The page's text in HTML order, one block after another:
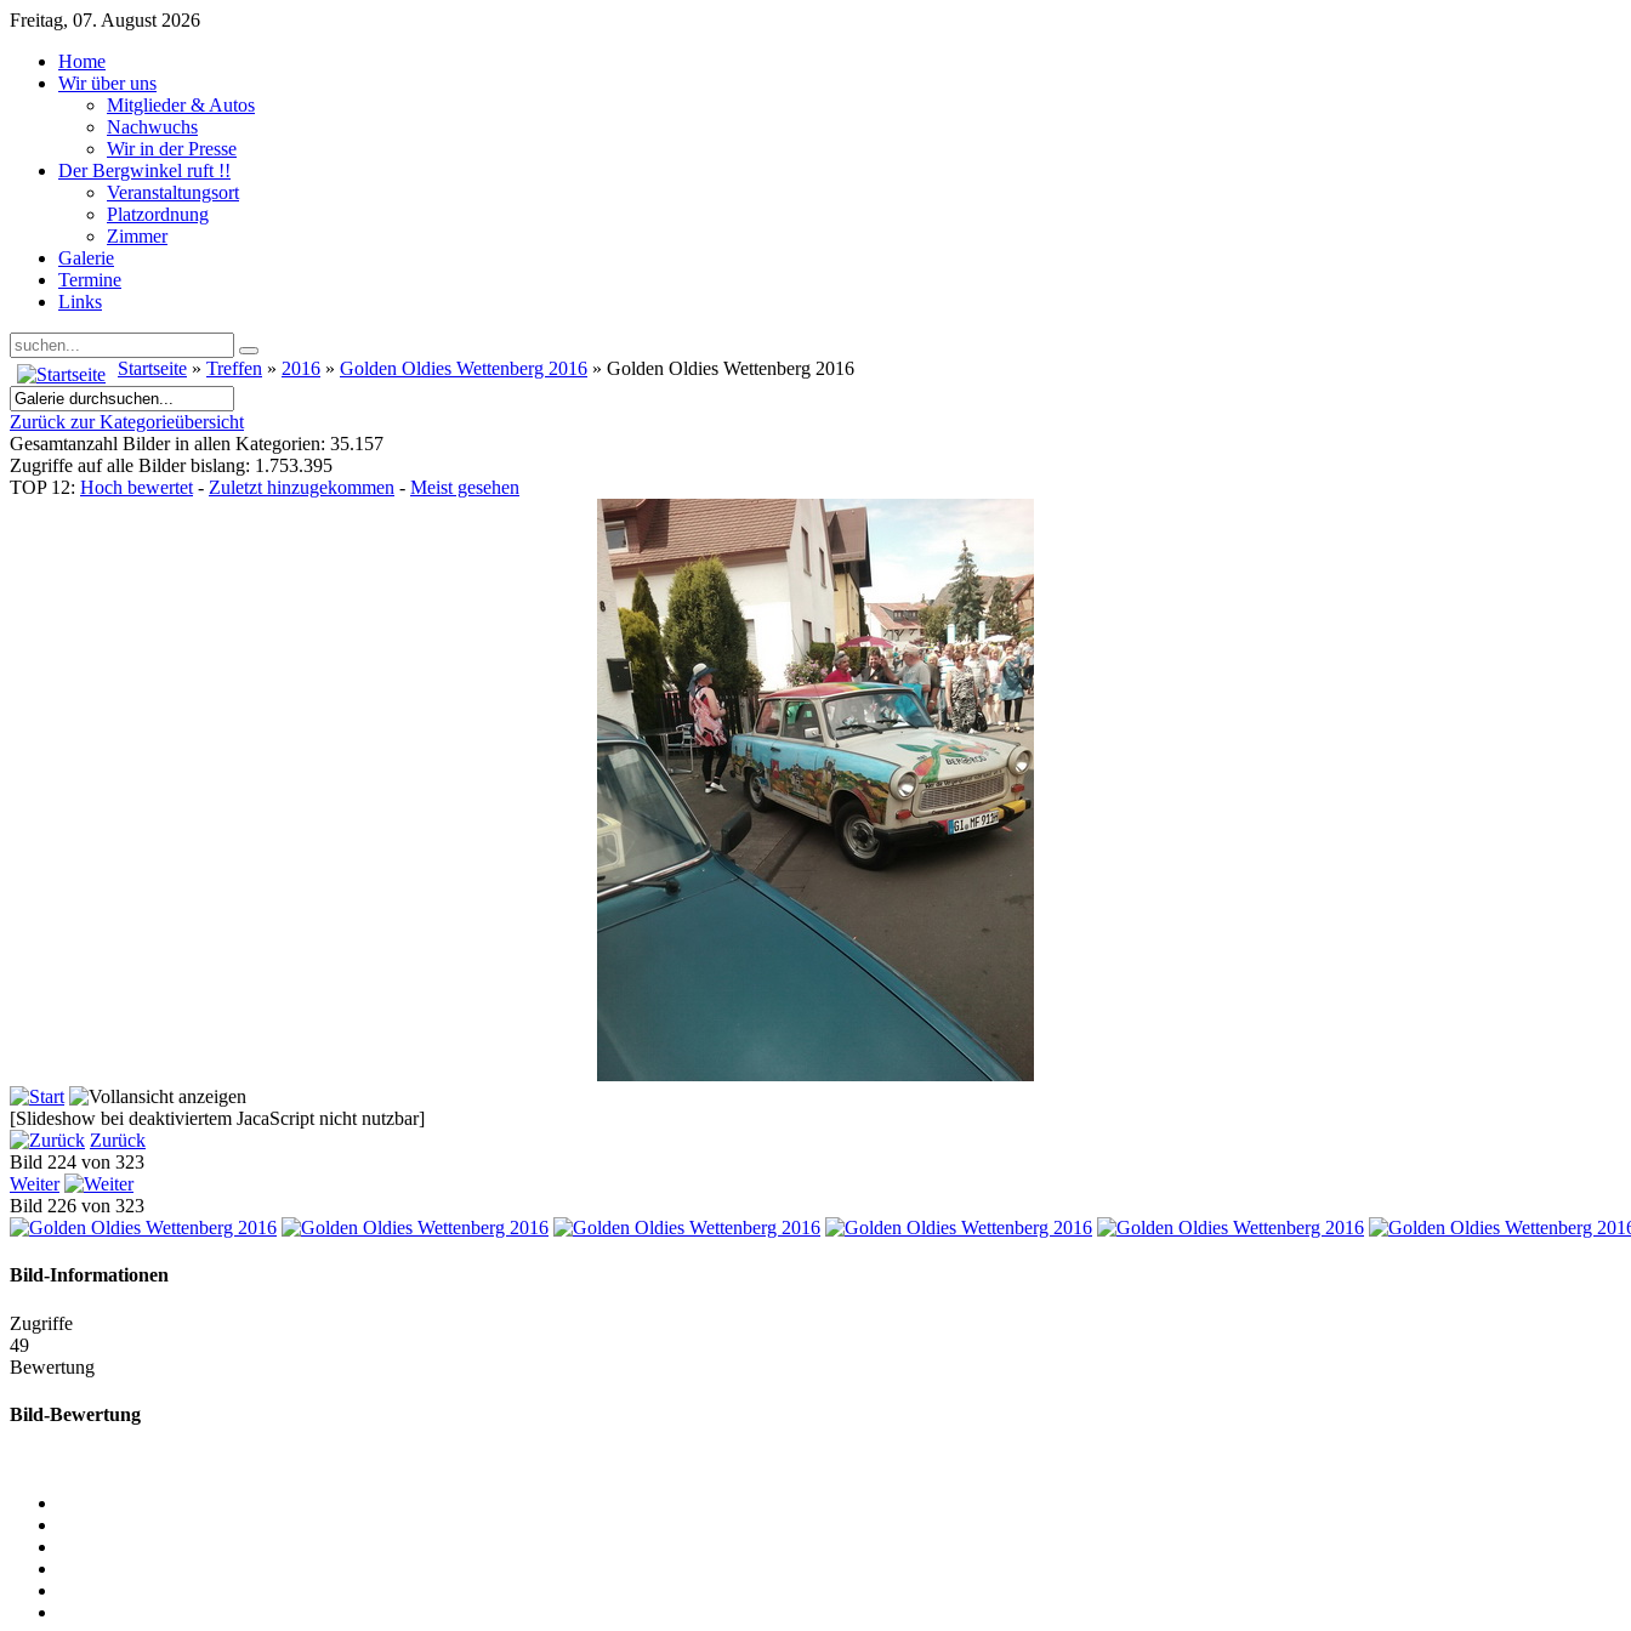
Freitag, 07. August 2026
Home
Wir über uns
Mitglieder & Autos
Nachwuchs
Wir in der Presse
Der Bergwinkel ruft !!
Veranstaltungsort
Platzordnung
Zimmer
Galerie
Termine
Links
Startseite » Treffen » 2016 » Golden Oldies Wettenberg 2016 » Golden Oldies Wettenberg 2016
Zurück zur Kategorieübersicht
Gesamtanzahl Bilder in allen Kategorien: 35.157
Zugriffe auf alle Bilder bislang: 1.753.395
TOP 12: Hoch bewertet - Zuletzt hinzugekommen - Meist gesehen
[Slideshow bei deaktiviertem JacaScript nicht nutzbar]
Zurück
Bild 224 von 323
Weiter
Bild 226 von 323
Bild-Informationen
Zugriffe
49
Bewertung
Bild-Bewertung